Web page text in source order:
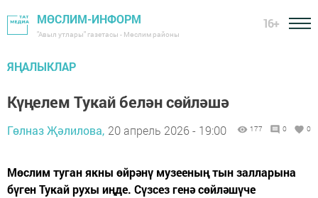
МӨСЛИМ-ИНФОРМ
"Авыл утлары" газетасы - Мөслим районы
16+
ЯҢАЛЫКЛАР
Күңелем Тукай белән сөйләшә
Гөлназ Җәлилова, 20 апрель 2026 - 19:00 177 0 0
Мөслим туган якны өйрәнү музееның тын залларына
бүген Тукай рухы иңде. Сүзсез генә сөйләшүче